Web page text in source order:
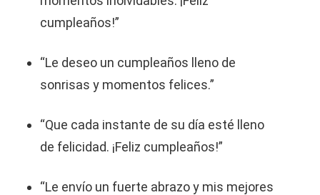
cumpleaños!”
“Le deseo un cumpleaños lleno de
sonrisas y momentos felices.”
“Que cada instante de su día esté lleno
de felicidad. ¡Feliz cumpleaños!”
“Le envío un fuerte abrazo y mis mejores